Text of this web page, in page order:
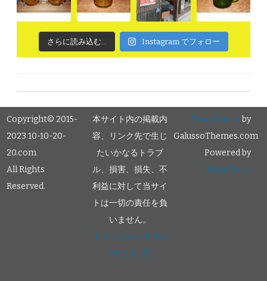
さらに読み込む... Instagram でフォロー
Copyright© 2015-
2023 10-10-20-
20.com
All Rights
Reserved.
本サイト内の掲載内
容、リンク先で生じ
たいかなるトラブ
ル、損害、損失、不
利益に対して当サイ
トは一切の責任を負
いません。
プライバシーポリシ
ーについて
ZeroGravityby
GalussoThemes.com
Powered by
WordPress